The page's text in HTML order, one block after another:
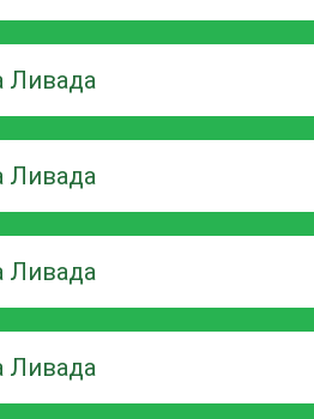
Ливада
Ливада
Ливада
Ливада